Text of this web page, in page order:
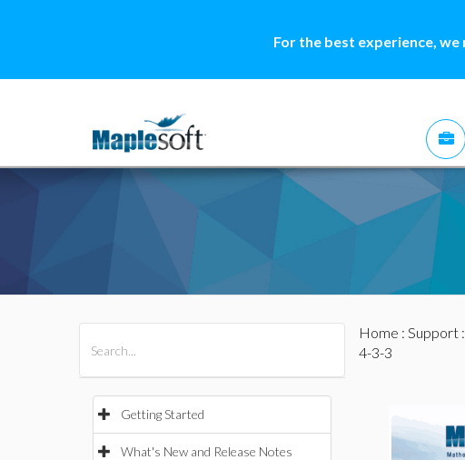
For the best experience,
Getting Started
What's New and Release Notes
Home : Support:
4-3-3